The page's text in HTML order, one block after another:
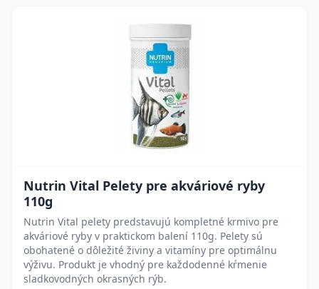
Nutrin Vital Pelety pre akváriové ryby
110g
Nutrin Vital pelety predstavujú kompletné krmivo pre
akváriové ryby v praktickom balení 110g. Pelety sú
obohatené o dôležité živiny a vitamíny pre optimálnu
výživu. Produkt je vhodný pre každodenné kŕmenie
sladkovodných okrasných rýb.